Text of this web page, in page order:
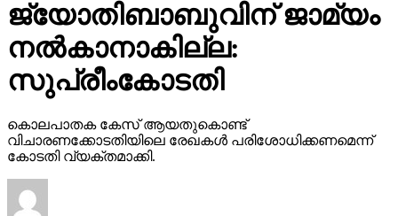
ജ്യോതിബാബുവിന് ജാമ്യം
നല്‍കാനാകില്ല:
സുപ്രീംകോടതി
കൊലപാതക കേസ് ആയതുകൊണ്ട്
വിചാരണക്കോടതിയിലെ രേഖകള്‍ പരിശോധിക്കണമെന്ന്
കോടതി വ്യക്തമാക്കി.